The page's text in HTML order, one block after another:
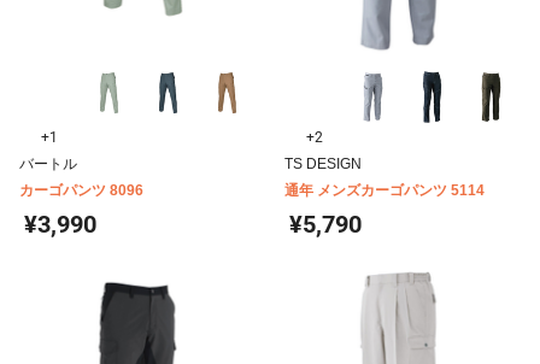
+1
バートル
カーゴパンツ 8096
¥3,990
+2
TS DESIGN
通年 メンズカーゴパンツ 5114
¥5,790